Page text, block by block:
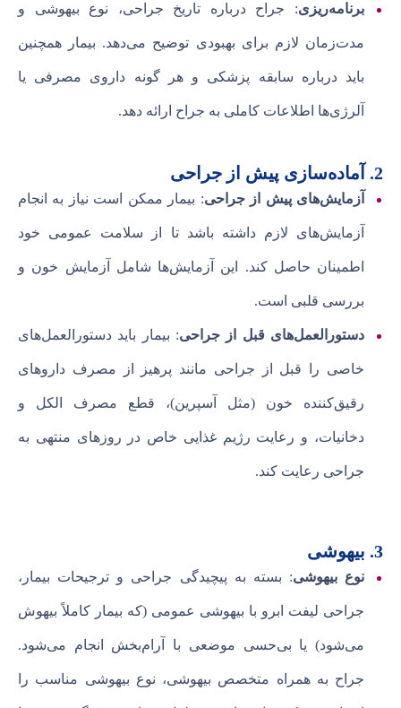
برنامه‌ریزی: جراح درباره تاریخ جراحی، نوع بیهوشی و
مدت‌زمان لازم برای بهبودی توضیح می‌دهد. بیمار همچنین
باید درباره سابقه پزشکی و هر گونه داروی مصرفی یا
آلرژی‌ها اطلاعات کاملی به جراح ارائه دهد.
2. آماده‌سازی پیش از جراحی
آزمایش‌های پیش از جراحی: بیمار ممکن است نیاز به انجام
آزمایش‌های لازم داشته باشد تا از سلامت عمومی خود
اطمینان حاصل کند. این آزمایش‌ها شامل آزمایش خون و
بررسی قلبی است.
دستورالعمل‌های قبل از جراحی: بیمار باید دستورالعمل‌های
خاصی را قبل از جراحی مانند پرهیز از مصرف داروهای
رقیق‌کننده خون (مثل آسپرین)، قطع مصرف الکل و
دخانیات، و رعایت رژیم غذایی خاص در روزهای منتهی به
جراحی رعایت کند.
3. بیهوشی
نوع بیهوشی: بسته به پیچیدگی جراحی و ترجیحات بیمار،
جراحی لیفت ابرو با بیهوشی عمومی (که بیمار کاملاً بیهوش
می‌شود) یا بی‌حسی موضعی با آرام‌بخش انجام می‌شود.
جراح به همراه متخصص بیهوشی، نوع بیهوشی مناسب را